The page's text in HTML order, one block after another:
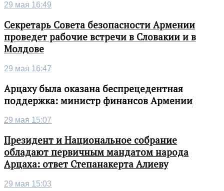
29 мая 16:49
Секретарь Совета безопасности Армении
проведет рабочие встречи в Словакии и в
Молдове
29 мая 16:47
Арцаху была оказана беспрецедентная
поддержка: министр финансов Армении
29 мая 15:07
Президент и Национальное собрание
обладают первичным мандатом народа
Арцаха: ответ Степанакерта Алиеву
29 мая 15:03